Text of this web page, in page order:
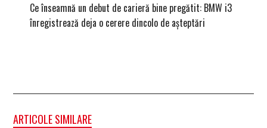
Ce înseamnă un debut de carieră bine pregătit: BMW i3
înregistrează deja o cerere dincolo de așteptări
ARTICOLE SIMILARE